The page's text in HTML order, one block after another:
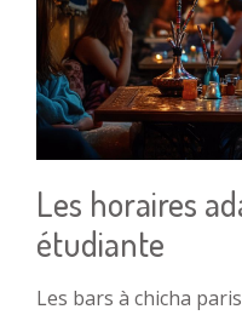
Les horaires
étudiante
Les bars à chicha